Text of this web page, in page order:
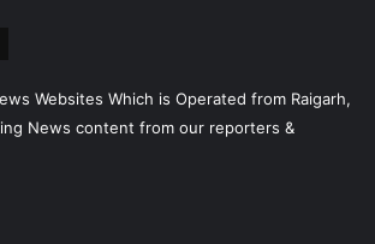
Websites Which is Operated from Raigarh,
News content from our reporters &